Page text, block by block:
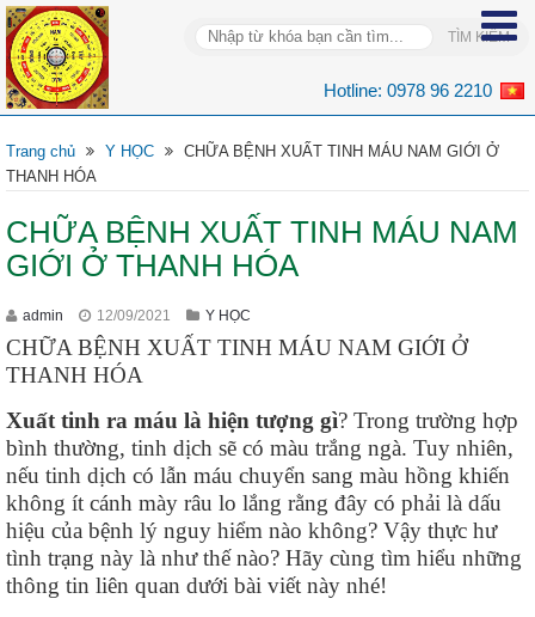
Hotline: 0978 96 2210
Trang chủ Y HỌC
CHỮA BỆNH XUẤT TINH MÁU NAM GIỚI Ở
THANH HÓA
CHỮA BỆNH XUẤT TINH MÁU NAM
GIỚI Ở THANH HÓA
admin 12/09/2021 Y HỌC
CHỮA BỆNH XUẤT TINH MÁU NAM GIỚI Ở
THANH HÓA
Xuất tinh ra máu là hiện tượng gì? Trong trường hợp
bình thường, tinh dịch sẽ có màu trắng ngà. Tuy nhiên,
nếu tinh dịch có lẫn máu chuyển sang màu hồng khiến
không ít cánh mày râu lo lắng rằng đây có phải là dấu
hiệu của bệnh lý nguy hiểm nào không? Vậy thực hư
tình trạng này là như thế nào? Hãy cùng tìm hiểu những
thông tin liên quan dưới bài viết này nhé!